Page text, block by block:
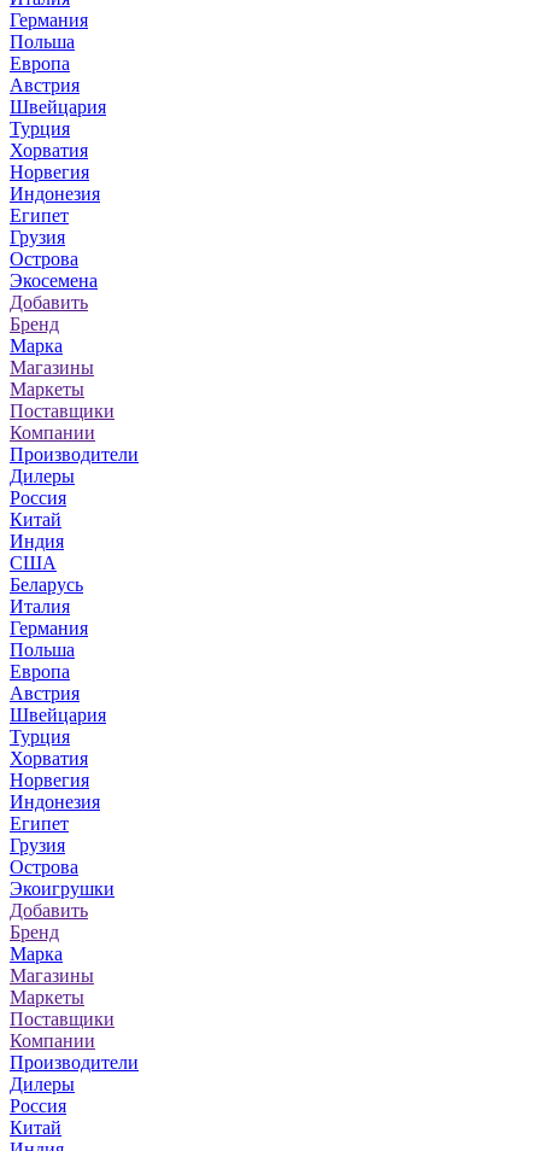
Германия
Польша
Европа
Австрия
Швейцария
Турция
Хорватия
Норвегия
Индонезия
Египет
Грузия
Острова
Экосемена
Добавить
Бренд
Марка
Магазины
Маркеты
Поставщики
Компании
Производители
Дилеры
Россия
Китай
Индия
США
Беларусь
Италия
Германия
Польша
Европа
Австрия
Швейцария
Турция
Хорватия
Норвегия
Индонезия
Египет
Грузия
Острова
Экоигрушки
Добавить
Бренд
Марка
Магазины
Маркеты
Поставщики
Компании
Производители
Дилеры
Россия
Китай